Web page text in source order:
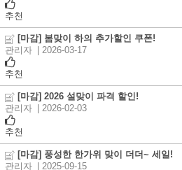
추천
[마감] 봄맞이 하의 추가할인 쿠폰!
관리자
| 2026-03-17
추천
[마감] 2026 설맞이 파격 할인!
관리자
| 2026-02-03
추천
[마감] 풍성한 한가위 맞이 더더~ 세일!
관리자
| 2025-09-15